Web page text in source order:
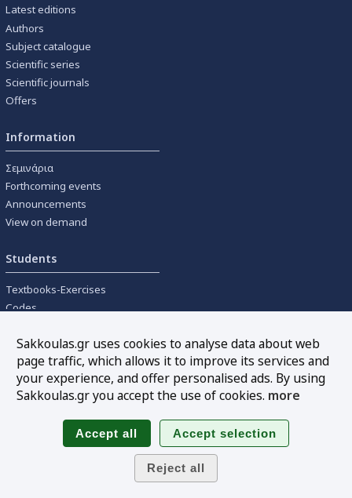
Latest editions
Authors
Subject catalogue
Scientific series
Scientific journals
Offers
Information
Σεμινάρια
Forthcoming events
Announcements
View on demand
Students
Textbooks-Exercises
Codes
Tools
Online interest calculation
Follow us
Sakkoulas.gr uses cookies to analyse data about web
page traffic, which allows it to improve its services and
your experience, and offer personalised ads. By using
Sakkoulas.gr you accept the use of cookies. more